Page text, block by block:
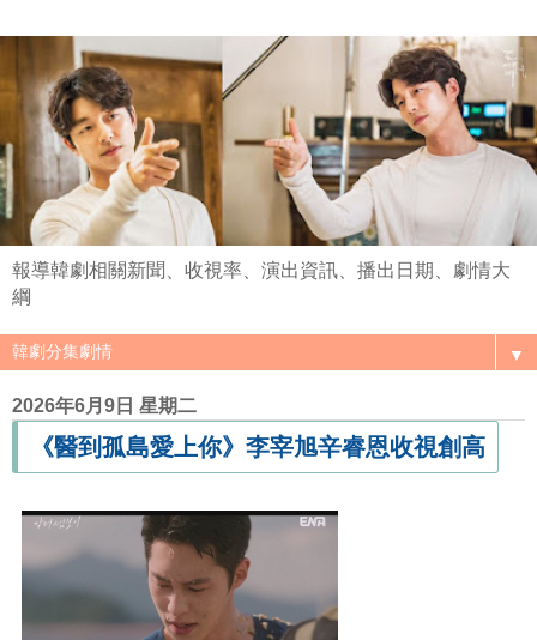
報導韓劇相關新聞、收視率、演出資訊、播出日期、劇情大
綱
▼
2026年6月9日 星期二
《醫到孤島愛上你》李宰旭辛睿恩收視創高